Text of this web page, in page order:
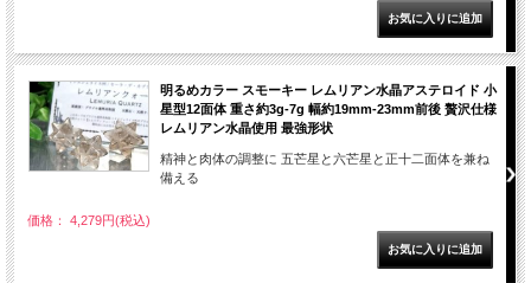
明るめカラー スモーキー レムリアン水晶アステロイド 小
星型12面体 重さ約3g-7g 幅約19mm-23mm前後 贅沢仕様
レムリアン水晶使用 最強形状
精神と肉体の調整に 五芒星と六芒星と正十二面体を兼ね
備える
価格： 4,279円(税込)